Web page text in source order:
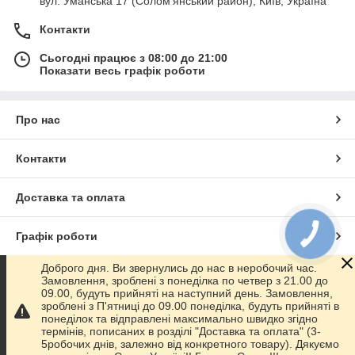
2) "Auto-Hak" - Польський виробник фаркопів.
Серед польських фірм - Автохак є преміум виробником , які
експортують свої фаркопи по всьому світу, в тому числі і в
Україну. Так само є всі сертифікати та відповідні документи,
комплекті.
Швидкознімний вертикальний на ключику.
3) Словацький виробник фаркопів.
Особливість і головний плюс Словаків в тому, що всі
фаркопи
ПОВНІСТЮ ОЦИНКОВАНІ
. Це 100 % захист від
корозії, і зовнішній вигляд його підкреслить індивідуальність
власника. Випускають фаркопи у двох примірниках: Умовно-
знімний (на двох болтах), Автомат (горизонтально-
знімний).Фаркоп дляVolkswagen Golf 4 (1997-2003)від
виробника "Galia" - це відмінний аксесуар для Вашого авто.
4) Hak-Pol - польський виробник. Роблять
Контакти
Сьогодні працює з 08:00 до 21:00
Показати весь графік роботи
Про нас
Контакти
Доставка та оплата
Графік роботи
Повна версія сайту
Сайт створено на маркетплейсіProm.ua
Доброго дня. Ви звернулись до нас в неробочий час.
Замовлення, зроблені з понеділка по четвер з 21.00 до
09.00, будуть прийняті на наступний день. Замовлення,
зроблені з П'ятниці до 09.00 понеділка, будуть прийняті в
понеділок та відправлені максимально швидко згідно
термінів, пописаних в розділі "Доставка та оплата" (3-
5робочих днів, залежно від конкретного товару). Дякуємо